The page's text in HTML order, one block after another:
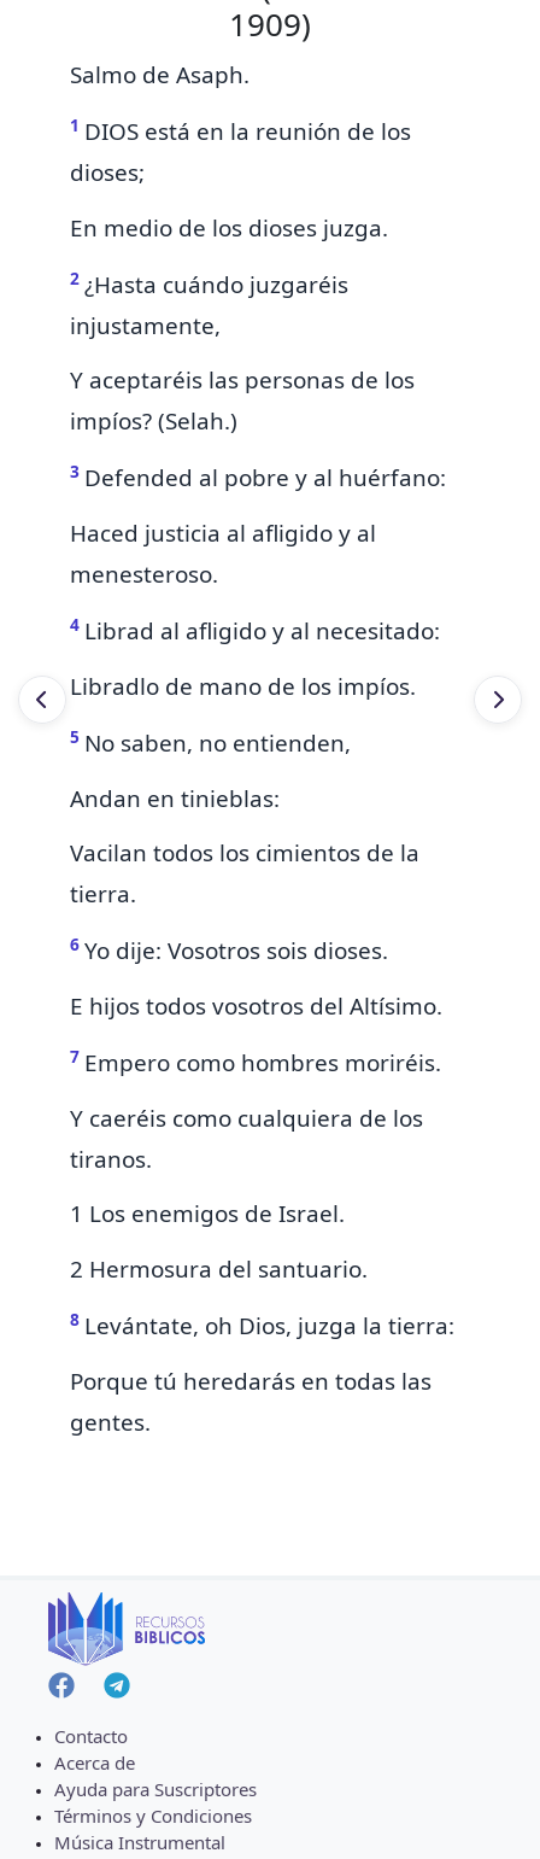
1909)
Salmo de Asaph.
1 DIOS está en la reunión de los
dioses;
En medio de los dioses juzga.
2 ¿Hasta cuándo juzgaréis
injustamente,
Y aceptaréis las personas de los
impíos? (Selah.)
3 Defended al pobre y al huérfano:
Haced justicia al afligido y al
menesteroso.
4 Librad al afligido y al necesitado:
Libradlo de mano de los impíos.
5 No saben, no entienden,
Andan en tinieblas:
Vacilan todos los cimientos de la
tierra.
6 Yo dije: Vosotros sois dioses.
E hijos todos vosotros del Altísimo.
7 Empero como hombres moriréis.
Y caeréis como cualquiera de los
tiranos.
1 Los enemigos de Israel.
2 Hermosura del santuario.
8 Levántate, oh Dios, juzga la tierra:
Porque tú heredarás en todas las
gentes.
Contacto
Acerca de
Ayuda para Suscriptores
Términos y Condiciones
Música Instrumental